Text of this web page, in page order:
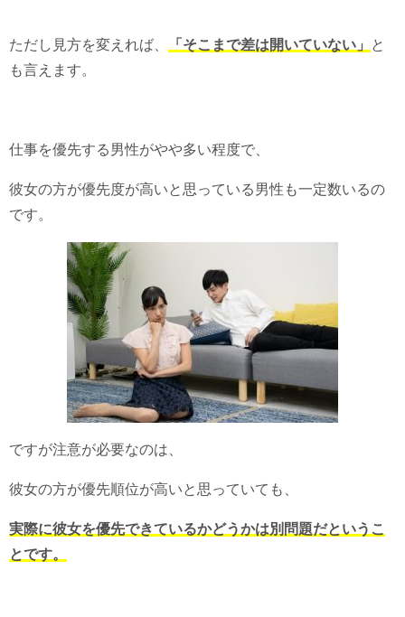
ただし見方を変えれば、 「そこまで差は開いていない」
と
も言えます。
仕事を優先する男性がやや多い程度で、
彼女の方が優先度が高いと思っている男性も一定数いるの
です。
ですが注意が必要なのは、
彼女の方が優先順位が高いと思っていても、
実際に彼女を優先できているかどうかは別問題だというこ
とです。